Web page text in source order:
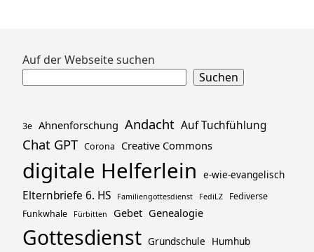
Zum
Auf der Webseite suchen
Suchen
3e Ahnenforschung Andacht Auf Tuchfühlung
Chat GPT Corona Creative Commons
digitale Helferlein e-wie-evangelisch
Elternbriefe 6. HS Familiengottesdienst FediLZ
Fediverse
Funkwhale
Fürbitten Gebet Genealogie
Gottesdienst Grundschule Humhub